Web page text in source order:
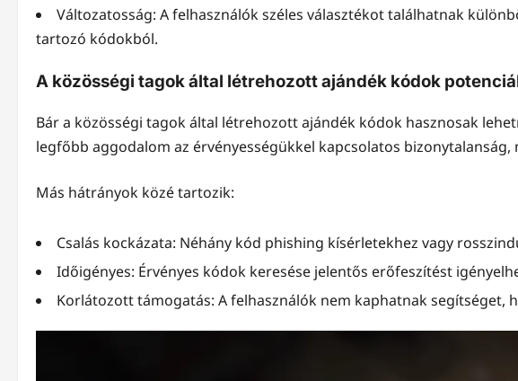
Változatosság: A felhasználók széles választékot találhatnak
tartozó kódokból.
A közösségi tagok által létrehozott ajándék kódok
Bár a közösségi tagok által létrehozott ajándék kódok hasznosak
legfőbb aggodalom az érvényességükkel kapcsolatos
Más hátrányok közé tartozik:
Csalás kockázata: Néhány kód phishing kísérletekhez vagy
Időigényes: Érvényes kódok keresése jelentős erőfeszítést
Korlátozott támogatás: A felhasználók nem kaphatnak segítséget,